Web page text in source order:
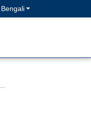
Bengali